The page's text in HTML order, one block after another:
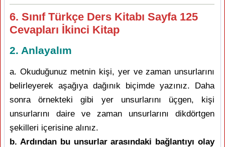
6. Sınıf Türkçe Ders Kitabı Sayfa 125
Cevapları İkinci Kitap
2. Anlayalım
a. Okuduğunuz metnin kişi, yer ve zaman unsurlarını
belirleyerek aşağıya dağınık biçimde yazınız. Daha
sonra örnekteki gibi yer unsurlarını üçgen, kişi
unsurlarını daire ve zaman unsurlarını dikdörtgen
şekilleri içerisine alınız.
b. Ardından bu unsurlar arasındaki bağlantıyı olay